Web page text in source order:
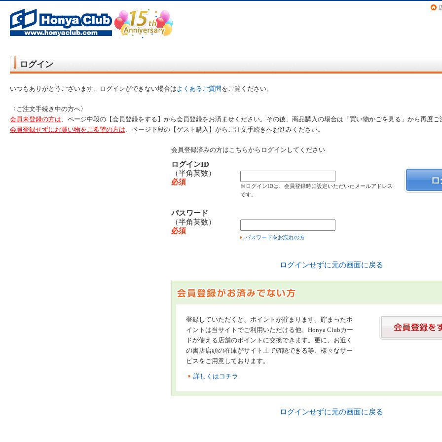
ログイン
いつもありがとうございます。ログインができない場合はよくあるご質問をご覧ください。
〈ご注文手続き中の方へ〉
会員未登録の方は、ページ中段の【会員登録をする】から会員登録をお済ませください。その後、商品購入の場合は「買い物かごを見る」から再度ご
会員登録せずにお買い物をご希望の方は、ページ下段の【ゲスト購入】からご注文手続きへお進みください。
会員登録済みの方はこちらからログインしてください
ログインID
（半角英数）
必須
※ログインIDは、会員登録時に設定いただいたメールアドレス
です。
パスワード
（半角英数）
必須
パスワードをお忘れの方
ログインせずに元の画面に戻る
登録していただくと、ポイントが貯まります。貯まったポ
イントは当サイトでご利用いただける他、Honya Clubカー
ドが使える店舗のポイントに交換できます。更に、お近く
の書店店頭の在庫がサイト上で確認できる等、様々なサー
ビスをご用意しております。
詳しくはコチラ
ログインせずに元の画面に戻る